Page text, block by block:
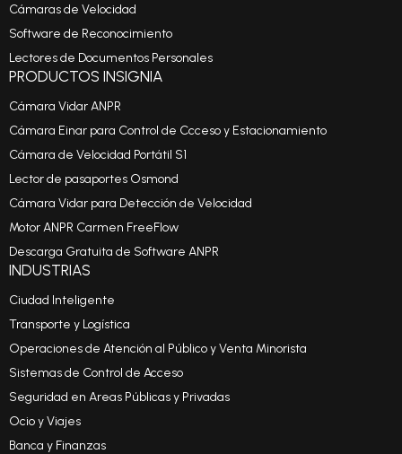
Cámaras de Velocidad
Software de Reconocimiento
Lectores de Documentos Personales
PRODUCTOS INSIGNIA
Cámara Vidar ANPR
Cámara Einar para Control de Ccceso y Estacionamiento
Cámara de Velocidad Portátil S1
Lector de pasaportes Osmond
Cámara Vidar para Detección de Velocidad
Motor ANPR Carmen FreeFlow
Descarga Gratuita de Software ANPR
INDUSTRIAS
Ciudad Inteligente
Transporte y Logística
Operaciones de Atención al Público y Venta Minorista
Sistemas de Control de Acceso
Seguridad en Areas Públicas y Privadas
Ocio y Viajes
Banca y Finanzas